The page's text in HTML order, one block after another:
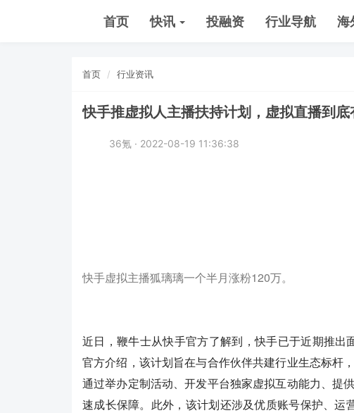
首页 快讯 投融资 行业导航 海
首页 行业资讯
快手推虚拟人主播扶持计划，虚拟直播到底
36氪 · 2022-08-19 11:36:38
快手虚拟主播狐璃璃一个半月涨粉120万。
近日，鞭牛士从快手官方了解到，快手已于近期推出
官方介绍，该计划旨在与合作伙伴共建行业生态标杆
通过举办定制活动、开发平台独家虚拟互动能力、提
速成长保障。此外，该计划还涉及优质账号保护、运